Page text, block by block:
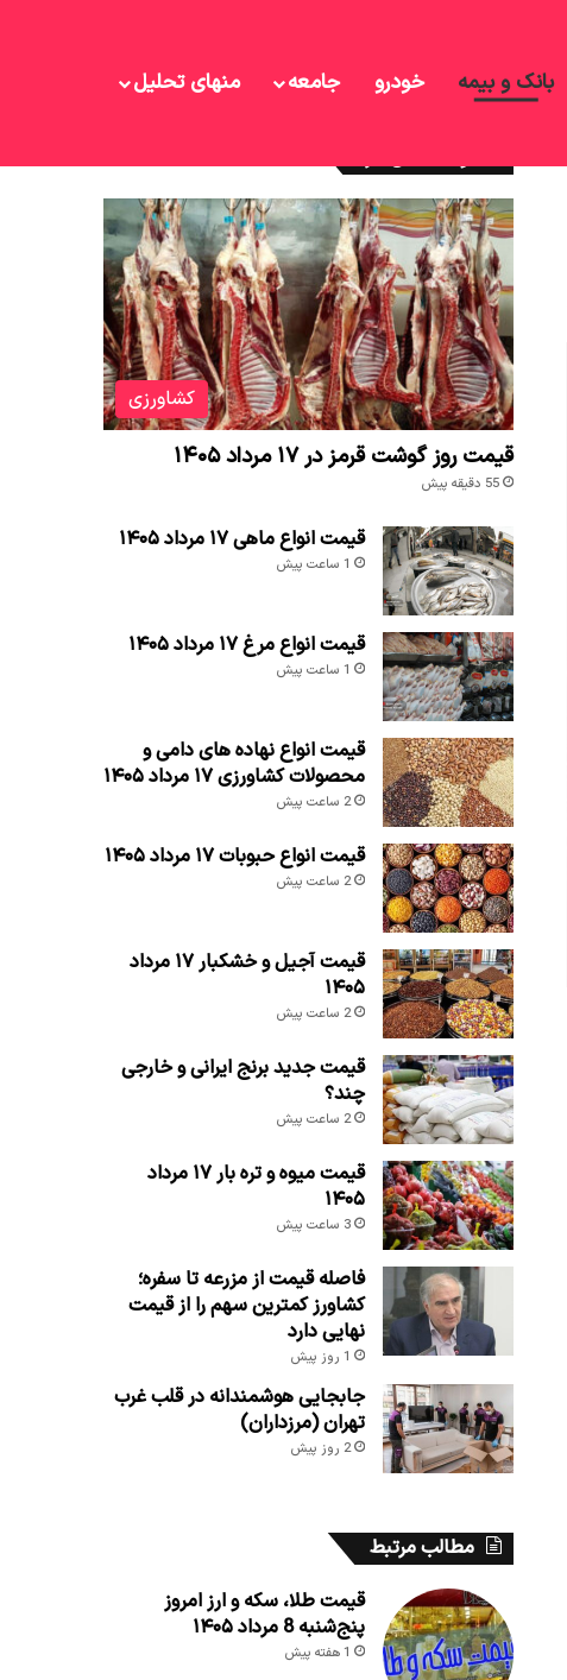
بانک و بیمه خودرو جامعه منهای تحلیل
کشاورزی
قیمت روز گوشت قرمز در ۱۷ مرداد ۱۴۰۵
55 دقیقه پیش
قیمت انواع ماهی ۱۷ مرداد ۱۴۰۵
1 ساعت پیش
قیمت انواع مرغ ۱۷ مرداد ۱۴۰۵
1 ساعت پیش
قیمت انواع نهاده های دامی و
محصولات کشاورزی ۱۷ مرداد ۱۴۰۵
2 ساعت پیش
قیمت انواع حبوبات ۱۷ مرداد ۱۴۰۵
2 ساعت پیش
قیمت آجیل و خشکبار ۱۷ مرداد
۱۴۰۵
2 ساعت پیش
قیمت جدید برنج ایرانی و خارجی
چند؟
2 ساعت پیش
قیمت میوه و تره بار ۱۷ مرداد
۱۴۰۵
3 ساعت پیش
فاصله قیمت از مزرعه تا سفره؛
کشاورز کمترین سهم را از قیمت
نهایی دارد
1 روز پیش
جابجایی هوشمندانه در قلب غرب
تهران (مرزداران)
2 روز پیش
مطالب مرتبط
قیمت طلا، سکه و ارز امروز
پنج‌شنبه 8 مرداد ۱۴۰۵
1 هفته پیش